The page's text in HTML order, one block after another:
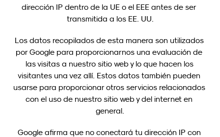
dirección IP dentro de la UE o el EEE antes de ser
transmitida a los EE. UU.
Los datos recopilados de esta manera son utilizados
por Google para proporcionarnos una evaluación de
las visitas a nuestro sitio web y lo que hacen los
visitantes una vez allí. Estos datos también pueden
usarse para proporcionar otros servicios relacionados
con el uso de nuestro sitio web y del internet en
general.
Google afirma que no conectará tu dirección IP con